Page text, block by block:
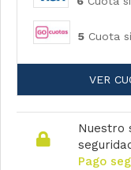
5Cuota
VER
Nuestro
Pago